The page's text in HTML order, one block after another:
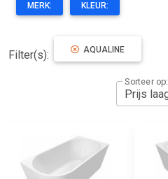
MERK: KLEUR:
Filter(s): AQUALINE
Sorteer op: